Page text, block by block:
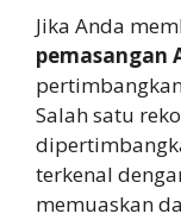
Jika Anda
pemasangan
Salah satu
terkenal
memuaskan